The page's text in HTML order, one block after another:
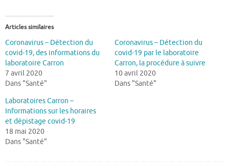
Articles similaires
Coronavirus – Détection du
covid-19, des informations du
laboratoire Carron
7 avril 2020
Dans "Santé"
Coronavirus – Détection du
covid-19 par le laboratoire
Carron, la procédure à suivre
10 avril 2020
Dans "Santé"
Laboratoires Carron –
Informations sur les horaires
et dépistage covid-19
18 mai 2020
Dans "Santé"